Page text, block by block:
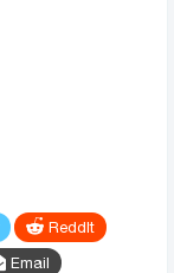
ReddIt
Email